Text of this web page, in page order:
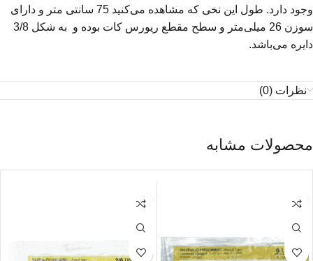
وجود دارد. طول این نخی که مشاهده می‌کنید 75 سانتی متر و دارای
سوزن 26 میلی‌متر و سطح مقطع ریورس کات بوده و به شکل 3/8
دایره می‌باشد.
نظرات (0)
محصولات مشابه